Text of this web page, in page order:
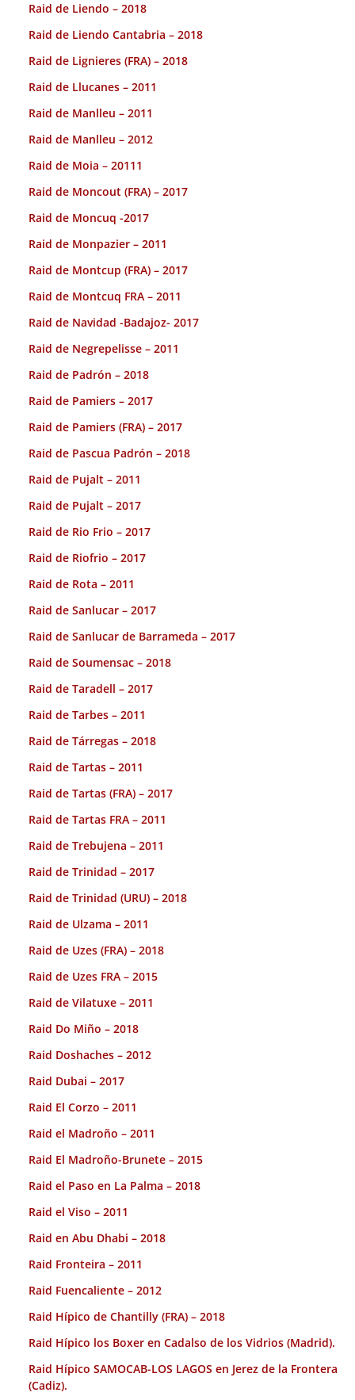
Raid de Liendo – 2018
Raid de Liendo Cantabria – 2018
Raid de Lignieres (FRA) – 2018
Raid de Llucanes – 2011
Raid de Manlleu – 2011
Raid de Manlleu – 2012
Raid de Moia – 20111
Raid de Moncout (FRA) – 2017
Raid de Moncuq -2017
Raid de Monpazier – 2011
Raid de Montcup (FRA) – 2017
Raid de Montcuq FRA – 2011
Raid de Navidad -Badajoz- 2017
Raid de Negrepelisse – 2011
Raid de Padrón – 2018
Raid de Pamiers – 2017
Raid de Pamiers (FRA) – 2017
Raid de Pascua Padrón – 2018
Raid de Pujalt – 2011
Raid de Pujalt – 2017
Raid de Rio Frio – 2017
Raid de Riofrio – 2017
Raid de Rota – 2011
Raid de Sanlucar – 2017
Raid de Sanlucar de Barrameda – 2017
Raid de Soumensac – 2018
Raid de Taradell – 2017
Raid de Tarbes – 2011
Raid de Tárregas – 2018
Raid de Tartas – 2011
Raid de Tartas (FRA) – 2017
Raid de Tartas FRA – 2011
Raid de Trebujena – 2011
Raid de Trinidad – 2017
Raid de Trinidad (URU) – 2018
Raid de Ulzama – 2011
Raid de Uzes (FRA) – 2018
Raid de Uzes FRA – 2015
Raid de Vilatuxe – 2011
Raid Do Miño – 2018
Raid Doshaches – 2012
Raid Dubai – 2017
Raid El Corzo – 2011
Raid el Madroño – 2011
Raid El Madroño-Brunete – 2015
Raid el Paso en La Palma – 2018
Raid el Viso – 2011
Raid en Abu Dhabi – 2018
Raid Fronteira – 2011
Raid Fuencaliente – 2012
Raid Hípico de Chantilly (FRA) – 2018
Raid Hípico los Boxer en Cadalso de los Vidrios (Madrid).
Raid Hípico SAMOCAB-LOS LAGOS en Jerez de la Frontera
(Cadiz).